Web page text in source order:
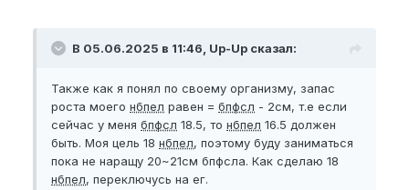
В 05.06.2025 в 11:46, Up-Up сказал:
Также как я понял по своему организму, запас
роста моего нбпел равен = бпфсл - 2см, т.е если
сейчас у меня бпфсл 18.5, то нбпел 16.5 должен
быть. Моя цель 18 нбпел, поэтому буду заниматься
пока не наращу 20~21см бпфсла. Как сделаю 18
нбпел, переключусь на ег.